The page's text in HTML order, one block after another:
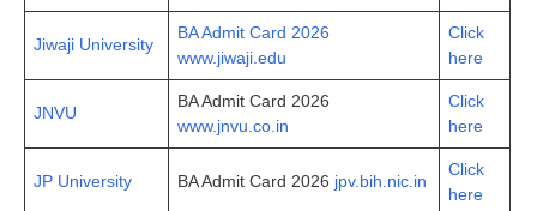
Jiwaji University
BA Admit Card 2026
www.jiwaji.edu
Click
here
JNVU
BA Admit Card 2026
www.jnvu.co.in
Click
here
JP University BA Admit Card 2026 jpv.bih.nic.in
Click
here